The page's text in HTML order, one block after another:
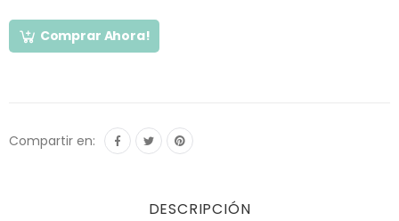
Comprar Ahora!
Compartir en:
DESCRIPCIÓN